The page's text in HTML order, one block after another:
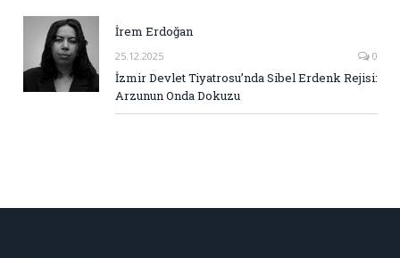
İrem Erdoğan
25.12.2025 0
İzmir Devlet Tiyatrosu’nda Sibel Erdenk Rejisi:
Arzunun Onda Dokuzu